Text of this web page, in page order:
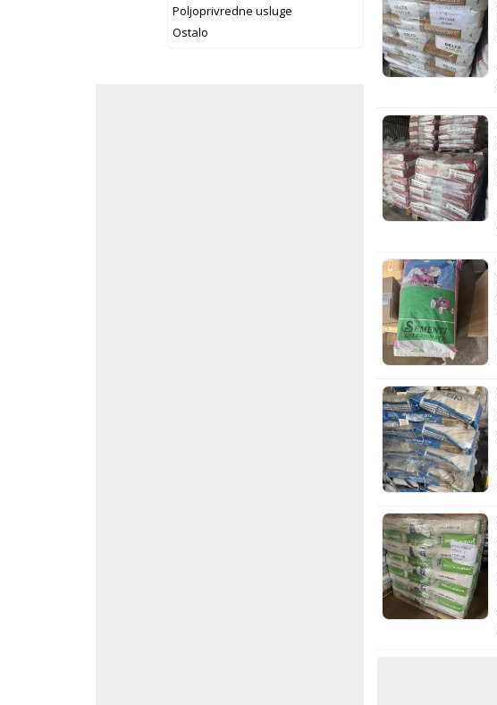
Poljoprivredne usluge
Ostalo